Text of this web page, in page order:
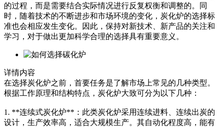
的过程，而是需要结合实际情况进行反复权衡和调整的。同
时，随着技术的不断进步和市场环境的变化，炭化炉的选择标
准也会相应发生变化。因此，保持对新技术、新产品的关注和
学习，对于做出更加科学合理的选择具有重要意义。
详情内容
在选择炭化炉之前，首要任务是了解市场上常见的几种类型。
根据工作原理和结构特点，炭化炉大致可分为以下几种：
1. **连续式炭化炉**：此类炭化炉采用连续进料、连续出炭的
设计，生产效率高，适合大规模生产。其自动化程度高，能有